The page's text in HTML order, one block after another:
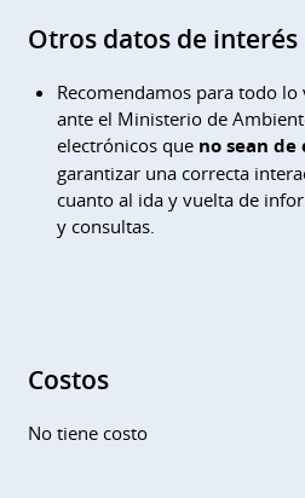
Otros datos de interés
Recomendamos para todo
ante el Ministerio de
electrónicos que no sean de
garantizar una correcta
cuanto al ida y vuelta de
y consultas.
Costos
No tiene costo